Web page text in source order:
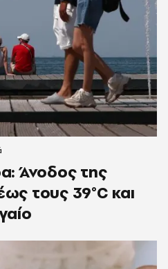
Άνοδος της
τους 39°C και